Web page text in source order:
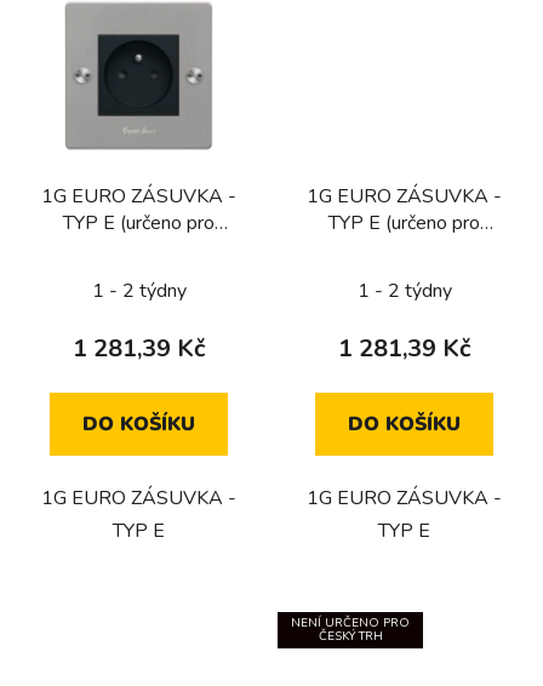
1G EURO ZÁSUVKA -
TYP E (určeno pro
1 - 2 týdny
1 281,39 Kč
DO KOŠÍKU
1G EURO ZÁSUVKA -
TYP E
1G EURO ZÁSUVKA -
TYP E (určeno pro
1 - 2 týdny
1 281,39 Kč
DO KOŠÍKU
1G EURO ZÁSUVKA -
TYP E
NENÍ URČENO PRO
ČESKÝ TRH